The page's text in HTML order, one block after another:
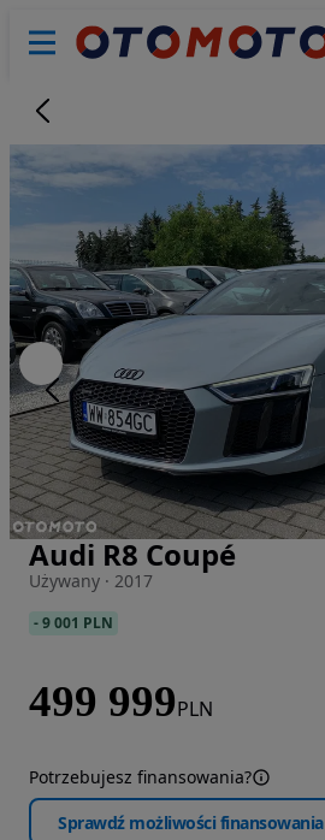
Zdjęcie 1 z 20
Audi R8 Coupé
Używany · 2017
-9 001 PLN
499 999PLN
Potrzebujesz finansowania?
Sprawdź możliwości finansowania